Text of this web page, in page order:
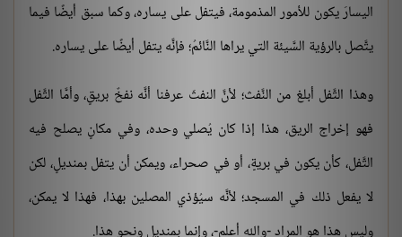
اليسارَ يكون للأمور المذمومة، فيتفل على يساره، وكما سبق أيضًا فيما
يتَّصل بالرؤية السَّيئة التي يراها النَّائمُ؛ فإنَّه يتفل أيضًا على يساره.
وهذا التَّفل أبلغ من النَّفث؛ لأنَّ النفثَ عرفنا أنَّه نفخٌ بريقٍ، وأمَّا التَّفل
فهو إخراج الريق، هذا إذا كان يُصلي وحده، وفي مكانٍ يصلح فيه
التَّفل، كأن يكون في بريةٍ، أو في صحراء، ويمكن أن يتفل بمنديلٍ، لكن
لا يفعل ذلك في المسجد؛ لأنَّه سيُؤذي المصلين بهذا، فهذا لا يمكن،
وليس هذا هو المراد -والله أعلم-، وإنما بمنديلٍ ونحو هذا.